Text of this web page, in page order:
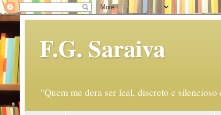
F.G. Saraiva
"Quem me dera ser leal, discreto e